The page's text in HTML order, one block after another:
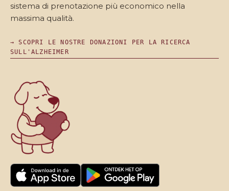
sistema di prenotazione più economico nella
massima qualità.
→ SCOPRI LE NOSTRE DONAZIONI PER LA RICERCA
SULL'ALZHEIMER